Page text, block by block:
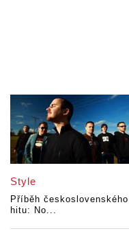
Style
Příběh československého
hitu: No...